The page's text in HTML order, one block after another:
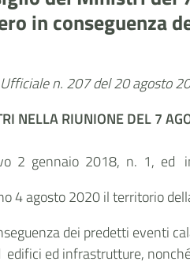
in conseguenza
n. 207 del 20 agosto
NELLA RIUNIONE DEL 7
2 gennaio 2018, n. 1, ed in
4 agosto 2020 il territorio
dei predetti eventi
ed infrastrutture,